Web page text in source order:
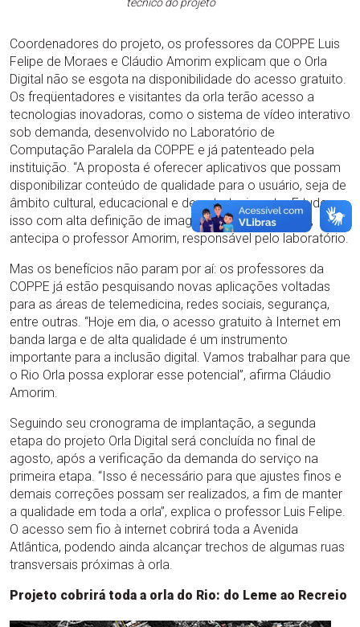
Coordenadores do projeto, os professores da COPPE Luis
Felipe de Moraes e Cláudio Amorim explicam que o Orla
Digital não se esgota na disponibilidade do acesso gratuito.
Os freqüentadores e visitantes da orla terão acesso a
tecnologias inovadoras, como o sistema de vídeo interativo
sob demanda, desenvolvido no Laboratório de
Computação Paralela da COPPE e já patenteado pela
instituição. “A proposta é oferecer aplicativos que possam
disponibilizar conteúdo de qualidade para o usuário, seja de
âmbito cultural, educacional e de entretenimento. E tudo
isso com alta definição de imagem, idêntica à de TV”,
antecipa o professor Amorim, responsável pelo laboratório.
Mas os benefícios não param por aí: os professores da
COPPE já estão pesquisando novas aplicações voltadas
para as áreas de telemedicina, redes sociais, segurança,
entre outras. “Hoje em dia, o acesso gratuito à Internet em
banda larga e de alta qualidade é um instrumento
importante para a inclusão digital. Vamos trabalhar para que
o Rio Orla possa explorar esse potencial”, afirma Cláudio
Amorim.
Seguindo seu cronograma de implantação, a segunda
etapa do projeto Orla Digital será concluída no final de
agosto, após a verificação da demanda do serviço na
primeira etapa. “Isso é necessário para que ajustes finos e
demais correções possam ser realizados, a fim de manter
a qualidade em toda a orla”, explica o professor Luis Felipe.
O acesso sem fio à internet cobrirá toda a Avenida
Atlântica, podendo ainda alcançar trechos de algumas ruas
transversais próximas à orla.
Projeto cobrirá toda a orla do Rio: do Leme ao Recreio